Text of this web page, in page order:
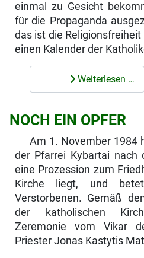
einmal zu Gesicht
für die Propaganda
das ist die
einen Kalender der
Weiterlesen …
NOCH EIN OPFER
Am 1. November 1984
der Pfarrei Kybartai nach
eine Prozession zum
Kirche liegt, und
Verstorbenen. Gemäß
der katholischen
Zeremonie vom Vikar
Priester Jonas Kastytis